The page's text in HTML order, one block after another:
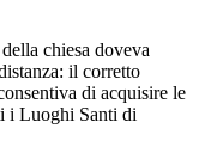
chiesa doveva
il corretto
di acquisire le
i Luoghi Santi di